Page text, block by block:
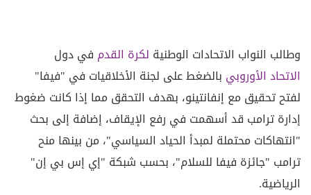
وطالب النواب الاتحادات الوطنية لكرة القدم في دول
الاتحاد الأوروبي بالضغط على لجنة الأخلاقيات في "فيفا"
لفتح تحقيق مع إنفانتينو، بهدف التحقق مما إذا كانت ضغوط
إدارة ترامب قد أسهمت في رفع الإيقاف، إضافة إلى بحث
"انتهاكات محتملة لمبدأ الحياد السياسي"، من بينها منح
ترامب "جائزة فيفا للسلام"، بحسب شبكة "إي إس بي إن"
الرياضية.